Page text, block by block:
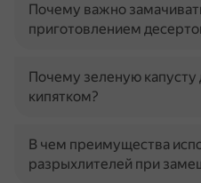
Почему важно
приготовлением
Почему зеленую
кипятком?
В чем преимущества
разрыхлителей при